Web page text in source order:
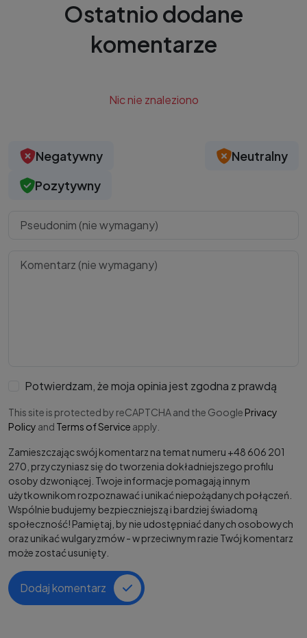
Ostatnio dodane
komentarze
Nic nie znaleziono
Negatywny
Neutralny
Pozytywny
Potwierdzam, że moja opinia jest zgodna z prawdą
This site is protected by reCAPTCHA and the Google Privacy
Policy and Terms of Service apply.
Zamieszczając swój komentarz na temat numeru +48 606 201
270, przyczyniasz się do tworzenia dokładniejszego profilu
osoby dzwoniącej. Twoje informacje pomagają innym
użytkownikom rozpoznawać i unikać niepożądanych połączeń.
Wspólnie budujemy bezpieczniejszą i bardziej świadomą
społeczność! Pamiętaj, by nie udostępniać danych osobowych
oraz unikać wulgaryzmów - w przeciwnym razie Twój komentarz
może zostać usunięty.
Dodaj komentarz